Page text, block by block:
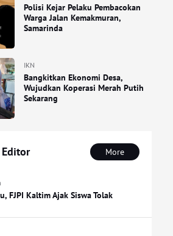
Polisi Kejar Pelaku Pembacokan
Warga Jalan Kemakmuran,
Samarinda
IKN
Bangkitkan Ekonomi Desa,
Wujudkan Koperasi Merah Putih
Sekarang
More
FJPI Kaltim Ajak Siswa Tolak